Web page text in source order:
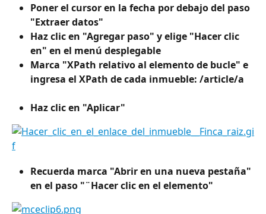
Poner el cursor en la fecha por debajo del paso
"Extraer datos"
Haz clic en "Agregar paso" y elige "Hacer clic
en" en el menú desplegable
Marca "XPath relativo al elemento de bucle" e
ingresa el XPath de cada inmueble: /article/a
Haz clic en "Aplicar"
Recuerda marca "Abrir en una nueva pestaña"
en el paso "¨Hacer clic en el elemento"